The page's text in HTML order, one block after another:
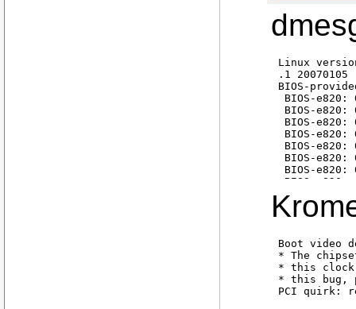
Linux version 2.6.18-8.1.15.el5 (mockbuild@builder6.centos.org) (gcc version 4.1
.1 20070105 (Red Hat 4.1.1-52)) #1 SMP Mon Oct 22 08:32:04 EDT 2007
BIOS-provided physical RAM map:
 BIOS-e820: 0000000000000000 - 000000000009f800 (usable)
 BIOS-e820: 000000000009f800 - 00000000000a0000 (reserved)
 BIOS-e820: 00000000000e0000 - 0000000000100000 (reserved)
 BIOS-e820: 0000000000100000 - 000000000fcf0000 (usable)
 BIOS-e820: 000000000fcf0000 - 000000000fcfb000 (ACPI data)
 BIOS-e820: 000000000fcfb000 - 000000000fd00000 (ACPI NVS)
 BIOS-e820: 000000000fd00000 - 000000000fe80000 (usable)
 BIOS-e820: 000000000fe80000 - 0000000010000000 (reserved)
 BIOS-e820: 00000000fec00000 - 00000000fec10000 (reserved)
 BIOS-e820: 00000000fee00000 - 00000000fee01000 (reserved)
 BIOS-e820: 00000000ff800000 - 00000000ffc00000 (reserved)
 BIOS-e820: 00000000fffffc00 - 0000000100000000 (reserved)
0MB HIGHMEM available.
254MB LOWMEM available.
found SMP MP-table at 000f62d0
Using x86 segment limits to approximate NX protection
On node 0 totalpages: 65152
  DMA zone: 4096 pages, LIFO batch:0
  Normal zone: 61056 pages, LIFO batch:15
DMI present.
Using APIC driver default
ACPI: RSDP (v000 PTLTD                                 ) @ 0x000f6360
ACPI: RSDT (v001 PTLTD    RSDT   0x060400d0  LTP 0x00000000) @ 0x0fcf73ae
ACPI: FADT (v001 IBM    NETVISTA 0x060400d0 PTL  0x00000001) @ 0x0fcfaee2
ACPI:
Boot video
* The
* this clock
* this bug,
PCI quirk: